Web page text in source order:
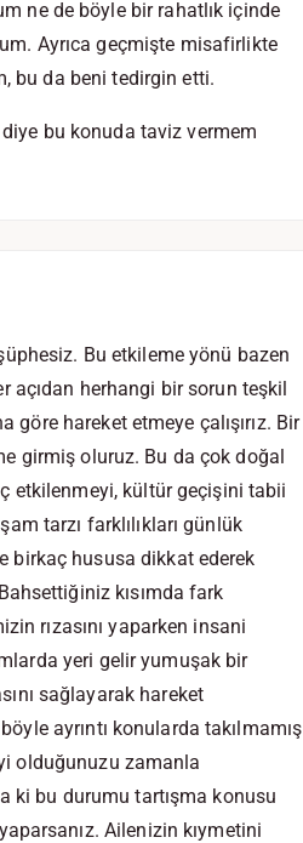
ne de böyle bir rahatlık içinde
Ayrıca geçmişte misafirlikte
bu da beni tedirgin etti.
bu konuda taviz vermem
Bu etkileme yönü bazen
açıdan herhangi bir sorun teşkil
göre hareket etmeye çalışırız. Bir
girmiş oluruz. Bu da çok doğal
etkilenmeyi, kültür geçişini tabii
tarzı farklılıkları günlük
birkaç hususa dikkat ederek
kısımda fark
rızasını yaparken insani
yeri gelir yumuşak bir
sağlayarak hareket
ayrıntı konularda takılmamış
olduğunuzu zamanla
ki bu durumu tartışma konusu
Ailenizin kıymetini